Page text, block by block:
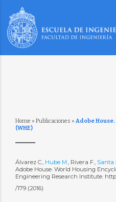
Home » Publicaciones » Adobe
(WHE)
Álvarez C., Hube M., Rivera F., Santa
Adobe House. World Housing
Engineering Research Institute.
/179 (2016)